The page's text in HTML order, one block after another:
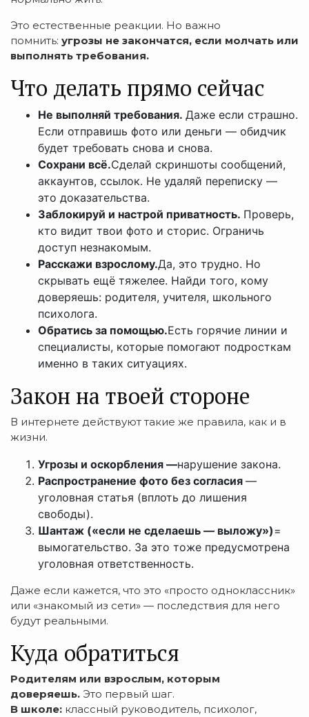
Это естественные реакции. Но важно
помнить: угрозы не закончатся, если молчать или
выполнять требования.
Что делать прямо сейчас
Не выполняй требования. Даже если страшно.
Если отправишь фото или деньги — обидчик
будет требовать снова и снова.
Сохрани всё.Сделай скриншоты сообщений,
аккаунтов, ссылок. Не удаляй переписку —
это доказательства.
Заблокируй и настрой приватность. Проверь,
кто видит твои фото и сторис. Ограничь
доступ незнакомым.
Расскажи взрослому.Да, это трудно. Но
скрывать ещё тяжелее. Найди того, кому
доверяешь: родителя, учителя, школьного
психолога.
Обратись за помощью.Есть горячие линии и
специалисты, которые помогают подросткам
именно в таких ситуациях.
Закон на твоей стороне
В интернете действуют такие же правила, как и в
жизни.
Угрозы и оскорбления —нарушение закона.
Распространение фото без согласия —
уголовная статья (вплоть до лишения
свободы).
Шантаж («если не сделаешь — выложу»)=
вымогательство. За это тоже предусмотрена
уголовная ответственность.
Даже если кажется, что это «просто одноклассник»
или «знакомый из сети» — последствия для него
будут реальными.
Куда обратиться
Родителям или взрослым, которым
доверяешь. Это первый шаг.
В школе: классный руководитель, психолог,